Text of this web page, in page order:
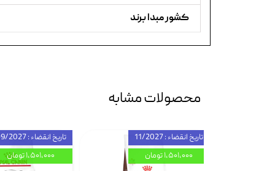
کشور مبدا برند
محصولات مشابه
تاریخ انقضاء : 09/2027
۱,۵۰۱,۰۰۰ تومان
تاریخ انقضاء : 11/2027
۱,۵۰۱,۰۰۰ تومان